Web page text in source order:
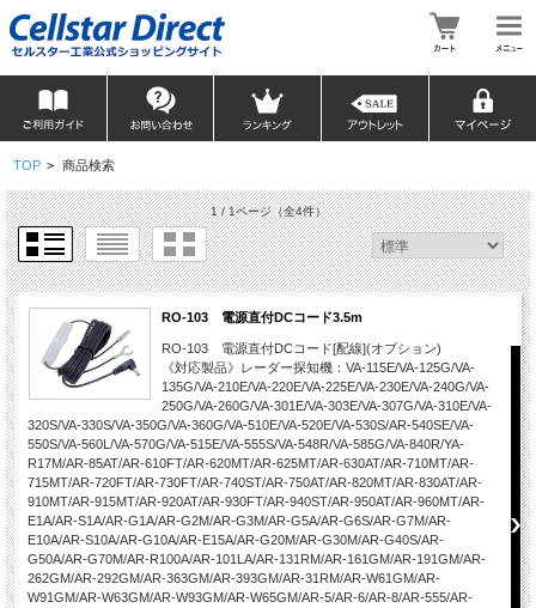
TOP > 商品検索
1 / 1ページ（全4件）
RO-103 電源直付DCコード3.5m
RO-103 電源直付DCコード[配線](オプション)
《対応製品》レーダー探知機：VA-115E/VA-125G/VA-
135G/VA-210E/VA-220E/VA-225E/VA-230E/VA-240G/VA-
250G/VA-260G/VA-301E/VA-303E/VA-307G/VA-310E/VA-
320S/VA-330S/VA-350G/VA-360G/VA-510E/VA-520E/VA-530S/AR-540SE/VA-
550S/VA-560L/VA-570G/VA-515E/VA-555S/VA-548R/VA-585G/VA-840R/YA-
R17M/AR-85AT/AR-610FT/AR-620MT/AR-625MT/AR-630AT/AR-710MT/AR-
715MT/AR-720FT/AR-730FT/AR-740ST/AR-750AT/AR-820MT/AR-830AT/AR-
910MT/AR-915MT/AR-920AT/AR-930FT/AR-940ST/AR-950AT/AR-960MT/AR-
E1A/AR-S1A/AR-G1A/AR-G2M/AR-G3M/AR-G5A/AR-G6S/AR-G7M/AR-
E10A/AR-S10A/AR-G10A/AR-E15A/AR-G20M/AR-G30M/AR-G40S/AR-
G50A/AR-G70M/AR-R100A/AR-101LA/AR-131RM/AR-161GM/AR-191GM/AR-
262GM/AR-292GM/AR-363GM/AR-393GM/AR-31RM/AR-W61GM/AR-
W91GM/AR-W63GM/AR-W93GM/AR-W65GM/AR-5/AR-6/AR-8/AR-555/AR-